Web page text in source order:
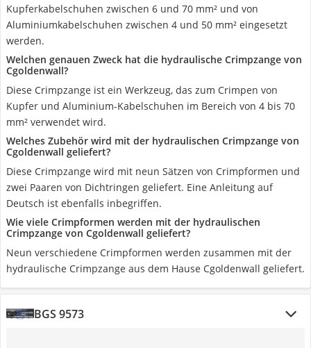
Kupferkabelschuhen zwischen 6 und 70 mm² und von
Aluminiumkabelschuhen zwischen 4 und 50 mm² eingesetzt
werden.
Welchen genauen Zweck hat die hydraulische Crimpzange von
Cgoldenwall?
Diese Crimpzange ist ein Werkzeug, das zum Crimpen von
Kupfer und Aluminium-Kabelschuhen im Bereich von 4 bis 70
mm² verwendet wird.
Welches Zubehör wird mit der hydraulischen Crimpzange von
Cgoldenwall geliefert?
Diese Crimpzange wird mit neun Sätzen von Crimpformen und
zwei Paaren von Dichtringen geliefert. Eine Anleitung auf
Deutsch ist ebenfalls inbegriffen.
Wie viele Crimpformen werden mit der hydraulischen
Crimpzange von Cgoldenwall geliefert?
Neun verschiedene Crimpformen werden zusammen mit der
hydraulische Crimpzange aus dem Hause Cgoldenwall geliefert.
BGS 9573